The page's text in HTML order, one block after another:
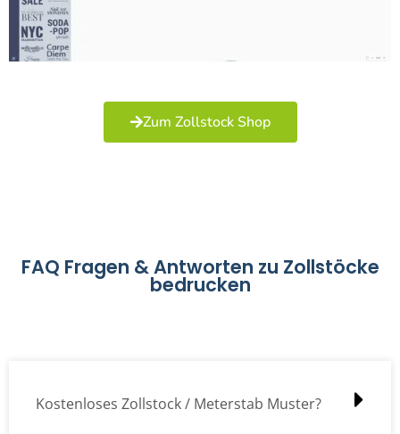
Zum Zollstock Shop
FAQ Fragen & Antworten zu Zollstöcke
bedrucken
Kostenloses Zollstock / Meterstab Muster?